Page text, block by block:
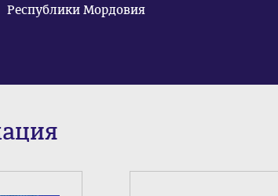
Республики Мордовия